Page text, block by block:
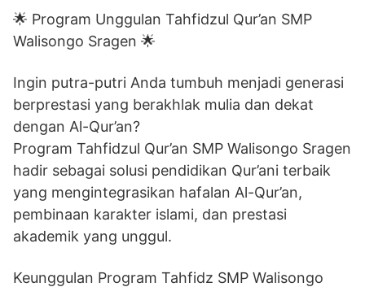
🌟 Program Unggulan Tahfidzul Qur’an SMP
Walisongo Sragen 🌟
Ingin putra-putri Anda tumbuh menjadi generasi
berprestasi yang berakhlak mulia dan dekat
dengan Al-Qur’an?
Program Tahfidzul Qur’an SMP Walisongo Sragen
hadir sebagai solusi pendidikan Qur’ani terbaik
yang mengintegrasikan hafalan Al-Qur’an,
pembinaan karakter islami, dan prestasi
akademik yang unggul.
Keunggulan Program Tahfidz SMP Walisongo